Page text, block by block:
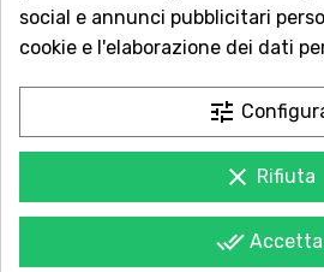
Servizio Clienti sempre
Contattaci online
qualsiasi informazione.
Ingredienti: Lenticchie piccole
Molto diffuse in Medio Oriente.
richiedono una cottura brevissima.
social e annunci pubblicitari
cookie e l'elaborazione dei dati
tune
clear Rifiuta
done_all Accetta